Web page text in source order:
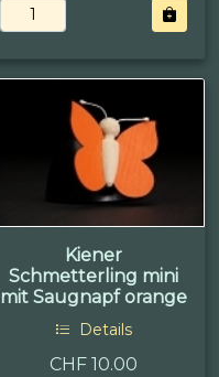
Kiener
Schmetterling mini
mit Saugnapf orange
Details
CHF 10.00